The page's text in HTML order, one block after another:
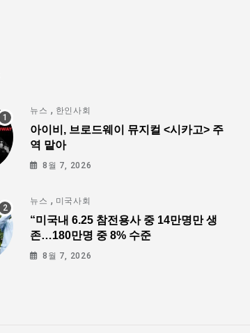
뉴스 , 한인사회
아이비, 브로드웨이 뮤지컬 <시카고> 주
역 맡아
8월 7, 2026
뉴스 , 미국사회
“미국내 6.25 참전용사 중 14만명만 생
존…180만명 중 8% 수준
8월 7, 2026